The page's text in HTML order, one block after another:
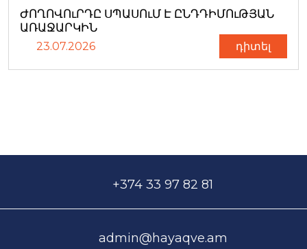
ԺՈՂՈՎՈւՐԴԸ ՍՊԱՍՈւՄ Է ԸՆԴԴԻՄՈւԹՅԱՆ
ԱՌԱՋԱՐԿԻՆ
23.07.2026 դիտել
+374 33 97 82 81
admin@hayaqve.am